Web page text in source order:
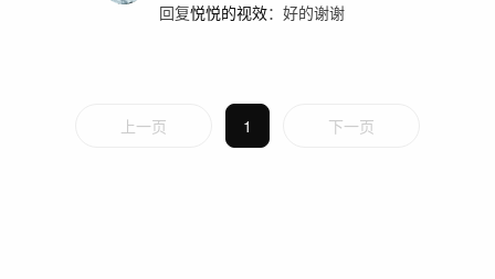
回复悦悦的视效： 好的谢谢
上一页 1 下一页